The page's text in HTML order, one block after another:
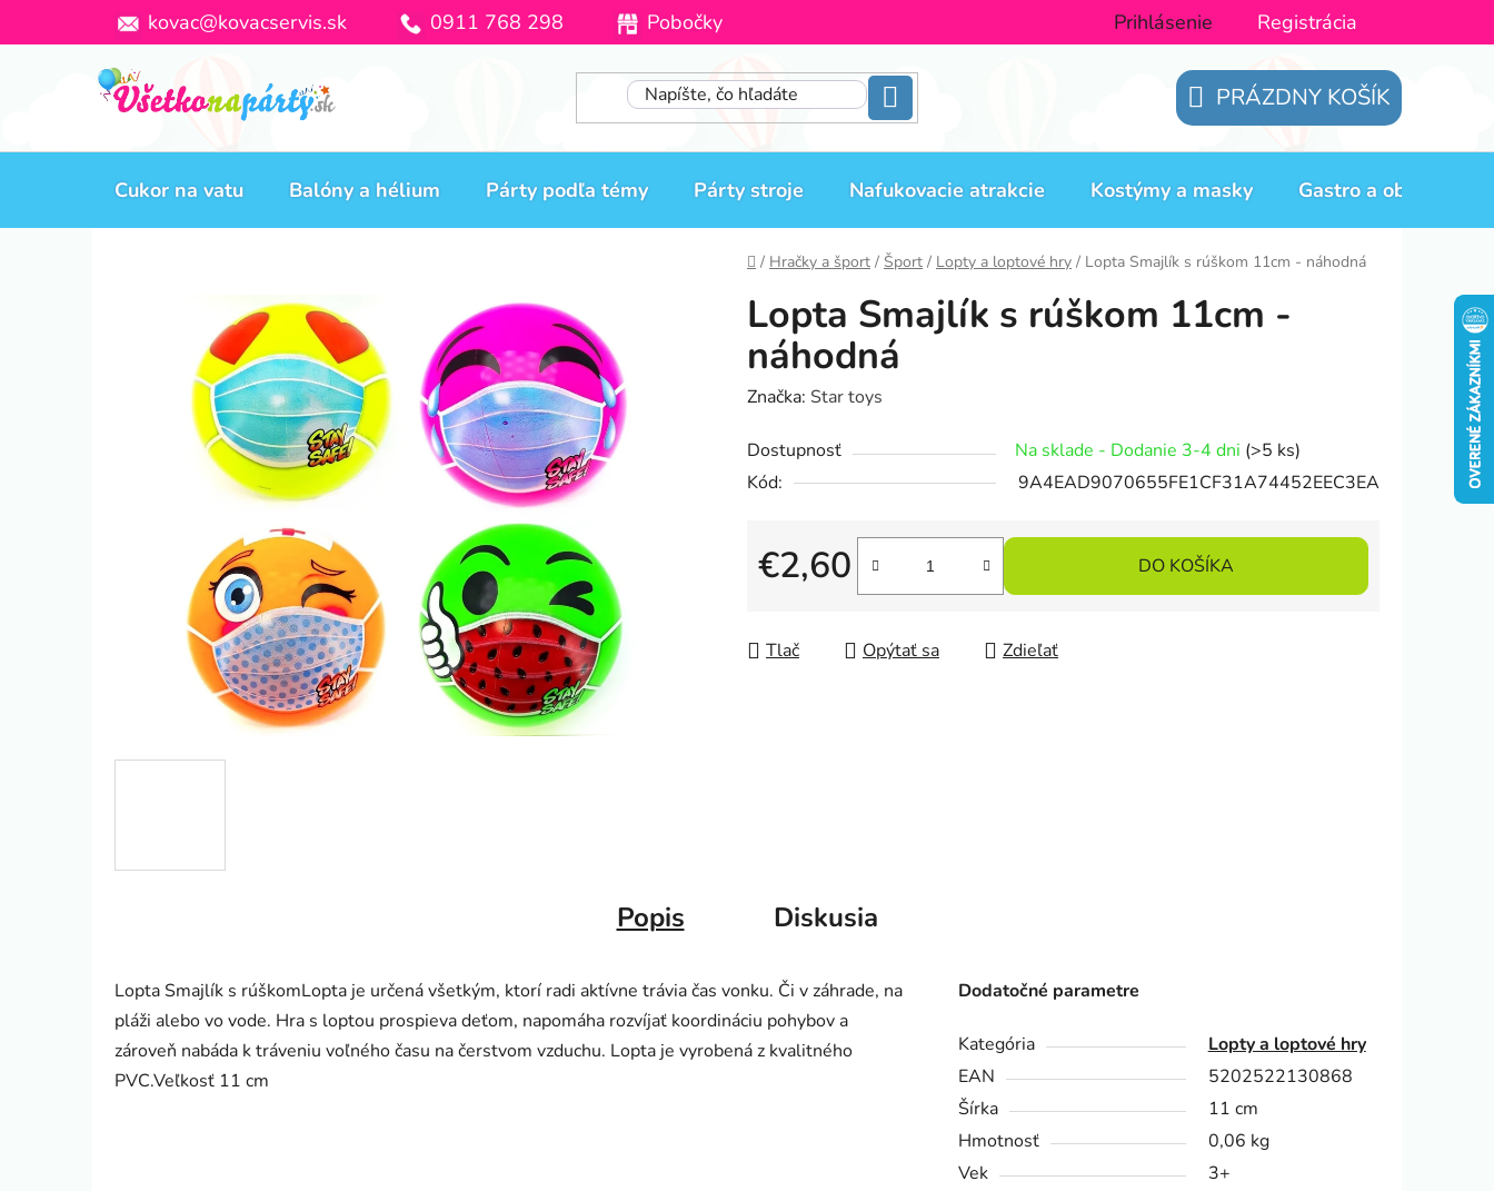
kovac@kovacservis.sk 0911 768 298 Pobočky Prihlásenie Registrácia
NÁKUPNÝ
KOŠÍK
PRÁZDNY KOŠÍK
Cukor na vatu Balóny a hélium Párty podľa témy Párty stroje Nafukovacie atrakcie Kostýmy a masky Gastro a obaly
Domov
/ Hračky a šport / Šport / Lopty a loptové hry / Lopta Smajlík s rúškom 11cm - náhodná
Lopta Smajlík s rúškom 11cm -
náhodná
Značka: Star toys
Dostupnosť Na sklade - Dodanie 3-4 dni (>5 ks)
Kód:
9A4EAD9070655FE1CF31A74452EEC3EA
€2,60
Jednotková cena:
DO KOŠÍKA
Tlač Opýtať sa Zdieľať
Popis Diskusia
Lopta Smajlík s rúškomLopta je určená všetkým, ktorí radi aktívne trávia čas vonku. Či v záhrade, na
pláži alebo vo vode. Hra s loptou prospieva deťom, napomáha rozvíjať koordináciu pohybov a
zároveň nabáda k tráveniu voľného času na čerstvom vzduchu. Lopta je vyrobená z kvalitného
PVC.Veľkosť 11 cm
Dodatočné parametre
Kategória
Lopty a loptové hry
EAN
5202522130868
Šírka
11 cm
Hmotnosť
0,06 kg
Vek
3+